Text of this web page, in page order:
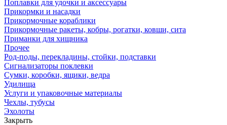
Поплавки для удочки и аксессуары
Прикормки и насадки
Прикормочные кораблики
Прикормочные ракеты, кобры, рогатки, ковши, сита
Приманки для хищника
Прочее
Род-поды, перекладины, стойки, подставки
Сигнализаторы поклевки
Сумки, коробки, ящики, ведра
Удилища
Услуги и упаковочные материалы
Чехлы, тубусы
Эхолоты
Закрыть